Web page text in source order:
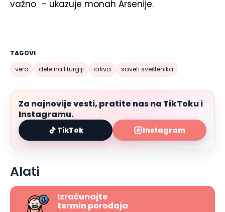
važno – ukazuje monah Arsenije.
TAGOVI
vera
dete na liturgiji crkva saveti sveštenika
Za najnovije vesti, pratite nas na TikToku i
Instagramu.
TikTok Instagram
Alati
Izračunajte
termin porođaja